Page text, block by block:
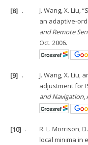
[8] .
J. Wang, X. Liu,
an adaptive-
and Remote
Oct. 2006.
[9] .
J. Wang, X. Liu,
adjustment for
and Navigation,
[10] .
R. L. Morrison,
local minima in